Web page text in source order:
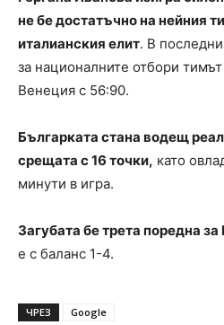
не бе достатъчно на нейния
италианския елит. В
за националните отбори
Венеция с 56:90.
Българката стана водещ
срещата с 16 точки, като
минути в игра.
Загубата бе трета поредна
е с баланс 1-4.
ЧРЕЗ
Google